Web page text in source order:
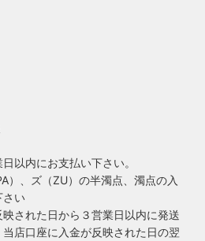
以内にお支払い下さい。
）、ズ（ZU）の半濁点、濁点の入
さい
された日から３営業日以内に発送
店口座に入金が反映された日の翌